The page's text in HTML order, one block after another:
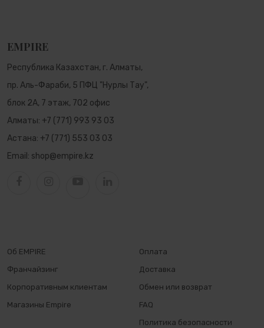
EMPIRE
Республика Казахстан, г. Алматы,
пр. Аль-Фараби, 5 ПФЦ "Нурлы Тау",
блок 2А, 7 этаж, 702 офис
Алматы: +7 (771) 993 93 03
Астана: +7 (771) 553 03 03
Email: shop@empire.kz
Об EMPIRE
Франчайзинг
Корпоративным клиентам
Магазины Empire
Оплата
Доставка
Обмен или возврат
FAQ
Политика безопасности